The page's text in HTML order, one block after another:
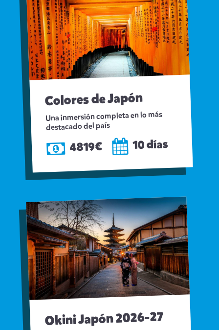
Colores de Japón
Una inmersión completa en lo más
destacado del país
4819€ 10 días
Okini Japón 2026-27